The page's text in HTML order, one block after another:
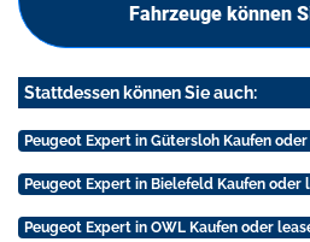
Fahrzeuge können
Stattdessen können Sie auch:
Peugeot Expert in Gütersloh Kaufen
Peugeot Expert in Bielefeld Kaufen oder
Peugeot Expert in OWL Kaufen oder